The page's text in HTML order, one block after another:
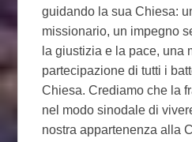
guidando la sua Chiesa:
missionario, un impegno
la giustizia e la pace, una
partecipazione di tutti i
Chiesa. Crediamo che la
nel modo sinodale di
nostra appartenenza alla